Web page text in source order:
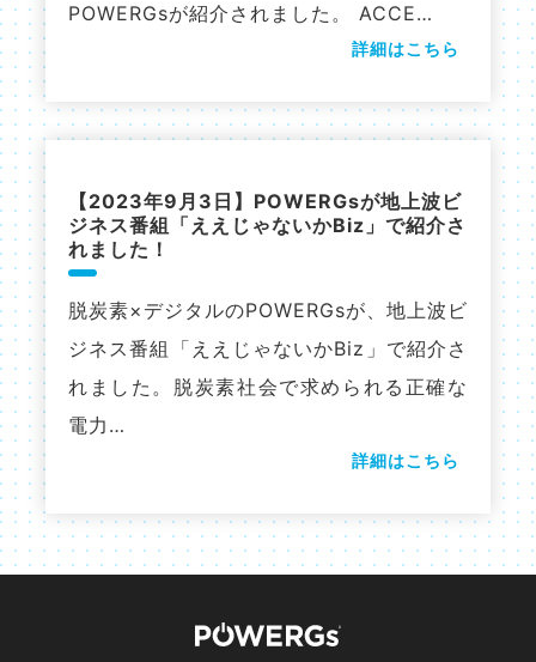
POWERGsが紹介されました。 ACCE…
詳細はこちら
【2023年9月3日】POWERGsが地上波ビ
ジネス番組「ええじゃないかBiz」で紹介さ
れました！
脱炭素×デジタルのPOWERGsが、地上波ビ
ジネス番組「ええじゃないかBiz」で紹介さ
れました。脱炭素社会で求められる正確な
電力…
詳細はこちら